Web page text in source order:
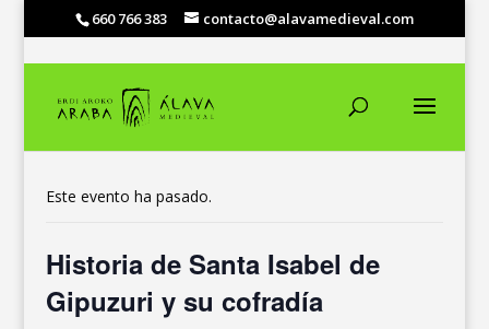
660 766 383 contacto@alavamedieval.com
Este evento ha pasado.
Historia de Santa Isabel de
Gipuzuri y su cofradía